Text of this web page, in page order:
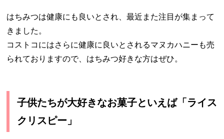
はちみつは健康にも良いとされ、最近また注目が集まって
きました。
コストコにはさらに健康に良いとされるマヌカハニーも売
られておりますので、はちみつ好きな方はぜひ。
子供たちが大好きなお菓子といえば「ライス
クリスピー」